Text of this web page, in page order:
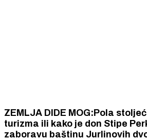
ZEMLJA DIDE MOG:Pola
turizma ili kako je don Stipe Perkov oteo
zaboravu baštinu Jurlinovih